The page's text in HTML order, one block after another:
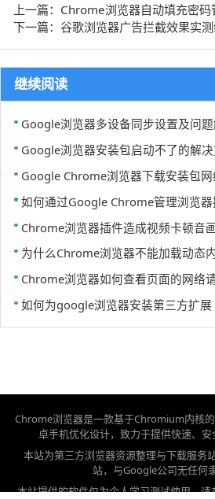
上一篇：Chrome浏览器自动填充密码
下一篇：谷歌浏览器广告拦截效果实
继续阅读
Google浏览器多设备同步设置及问
Google浏览器安装包启动不了的解
Google Chrome浏览器下载安装包
如何通过Google Chrome管理浏览
Chrome浏览器插件造成视频卡顿音
为什么Chrome浏览器不能加载动态
Chrome浏览器如何查看页面的网络
如何为google浏览器安装第三方扩展
Chrome浏览器是一款基于Chromium内核
卓手机优化设计，致力于提供快速、安
本站为第三方浏览器资源整理与下载服务
站，与Google公司无任何
本站提供的软件仅为个人学习测试使用，